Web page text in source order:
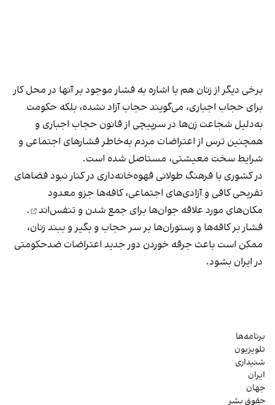
برخی دیگر از زنان هم با اشاره به فشار موجود بر آنها در محل کار
برای حجاب اجباری، می‌گویند حجاب آزاد نشده، بلکه حکومت
به‌دلیل شجاعت زن‌ها در سرپیچی از قانون حجاب اجباری و
همچنین ترس از اعتراضات مردم به‌خاطر فشارهای اجتماعی و
شرایط سخت معیشتی، مستاصل شده است.
در کشوری با فرهنگ طولانی قهوه‌‌خانه‌داری در کنار نبود فضاهای
تفریحی کافی و آزادی‌های اجتماعی، کافه‌ها جزو معدود
مکان‌های مورد علاقه جوان‌ها برای جمع شدن و تنفس‌اند
.
فشار بر کافه‌ها و رستوران‌ها بر سر حجاب و بگیر و ببند زنان،
ممکن است باعث جرقه خوردن دور جدید اعتراضات ضدحکومتی
در ایران بشود.
برنامه‌ها
تلویزیون
شنیداری
ایران
جهان
حقوق بشر